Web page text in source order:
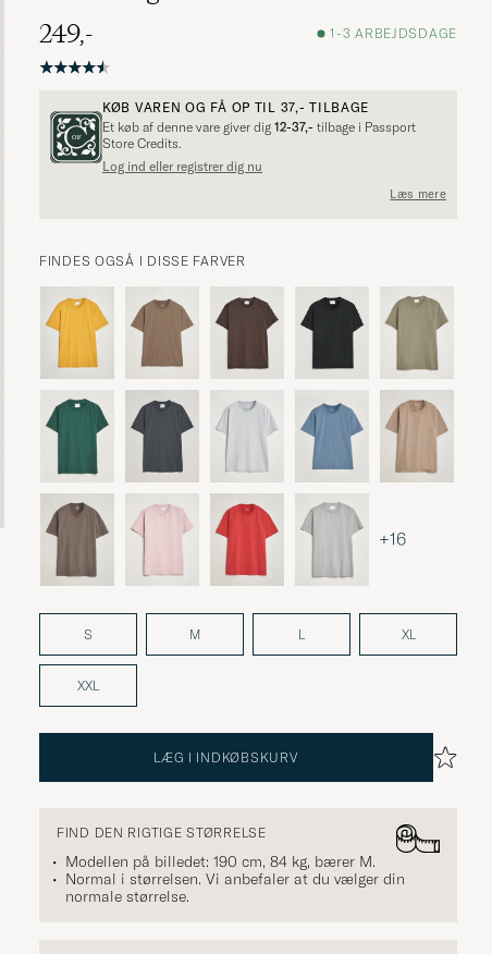
249,-
1-3 ARBEJDSDAGE
KØB VAREN OG FÅ OP TIL 37,- TILBAGE
Et køb af denne vare giver dig 12-37,- tilbage i Passport
Store Credits.
Log ind eller registrer dig nu
Læs mere
FINDES OGSÅ I DISSE FARVER
+16
S M L XL
XXL
LÆG I INDKØBSKURV
FIND DEN RIGTIGE STØRRELSE
Modellen på billedet: 190 cm, 84 kg, bærer M.
Normal i størrelsen. Vi anbefaler at du vælger din
normale størrelse.